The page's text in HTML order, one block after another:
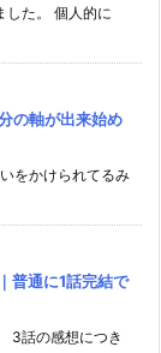
した。 個人的に
の軸が出来始め
をかけられてるみ
普通に1話完結で
3話の感想につき